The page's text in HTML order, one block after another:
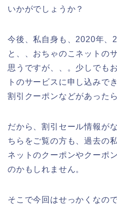
いかがでしょうか？
今後、私自身も、2020年
と、、おちゃのこネットの
思うですが、、。少しでも
トのサービスに申し込みで
割引クーポンなどがあった
だから、割引セール情報が
ちらをご覧の方も、過去の
ネットのクーポンやクーポ
のかもしれません。
そこで今回はせっかくなの